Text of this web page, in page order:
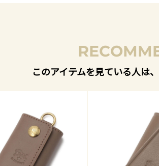
このアイテムを見ている人は